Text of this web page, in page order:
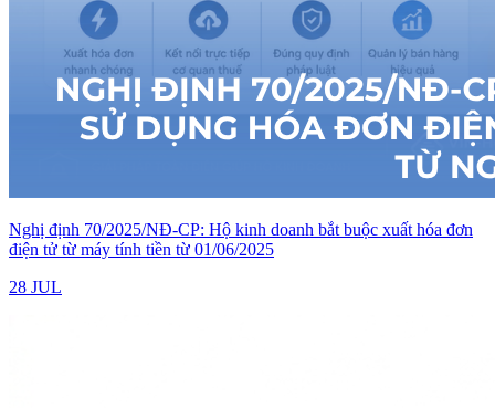
Nghị định 70/2025/NĐ-CP: Hộ kinh doanh bắt buộc xuất hóa đơn
điện tử từ máy tính tiền từ 01/06/2025
28 JUL